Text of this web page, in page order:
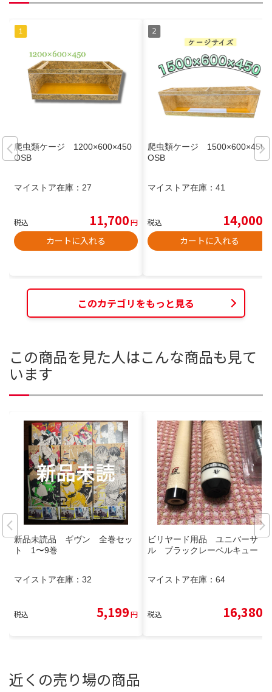
爬虫類ケージ 1200×600×450
OSB
マイストア在庫： 27
税込 11,700円
カートに入れる
爬虫類ケージ 1500×600×450
OSB
マイストア在庫： 41
税込 14,000
カートに入れる
このカテゴリをもっと見る
この商品を見た人はこんな商品も見て
います
新品未読品 ギヴン 全巻セッ
ト 1〜9巻
マイストア在庫： 32
税込 5,199円
ビリヤード用品 ユニバーサ
ル ブラックレーベルキュー
マイストア在庫： 64
税込 16,380
近くの売り場の商品